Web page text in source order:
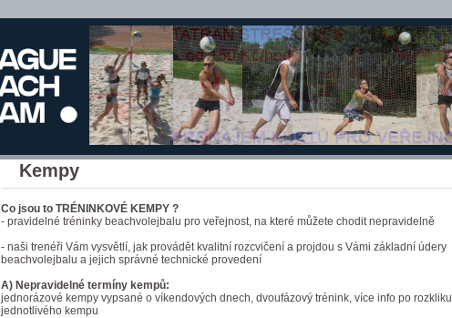
Kempy
Co jsou to TRÉNINKOVÉ KEMPY ?
- pravidelné tréninky beachvolejbalu pro veřejnost, na které můžete chodit nepravidelně
- naši trenéři Vám vysvětlí, jak provádět kvalitní rozcvičení a projdou s Vámi základní údery
beachvolejbalu a jejich správné technické provedení
A) Nepravidelné termíny kempů:
jednorázové kempy vypsané o víkendových dnech, dvoufázový trénink, více info po rozkliku
jednotlivého kempu